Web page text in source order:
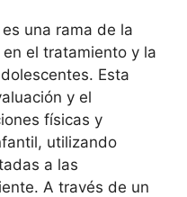
una rama de la
el tratamiento y la
Esta
y el
físicas y
utilizando
a las
A través de un